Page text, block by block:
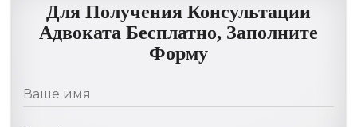
Для Получения Консультации
Адвоката Бесплатно, Заполните
Форму